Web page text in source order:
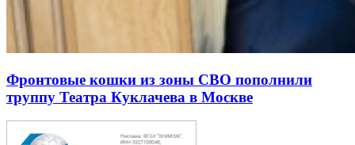
Фронтовые кошки из зоны СВО пополнили
труппу Театра Куклачева в Москве